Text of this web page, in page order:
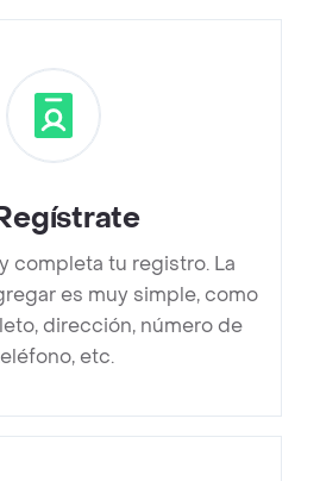
completa tu registro. La
es muy simple, como
dirección, número de
etc.